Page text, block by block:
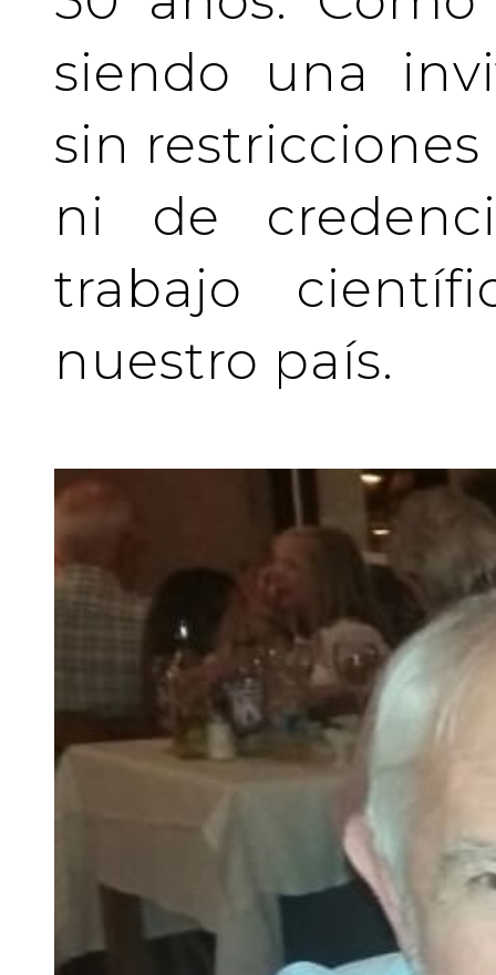
siendo una
sin
ni de
trabajo
nuestro país.